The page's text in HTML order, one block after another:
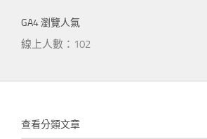
GA4 瀏覽人氣
線上人數：102
查看分類文章